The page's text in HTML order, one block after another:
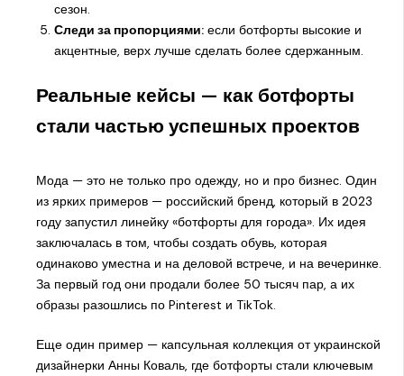
сезон.
Следи за пропорциями:если ботфорты высокие и
акцентные, верх лучше сделать более сдержанным.
Реальные кейсы — как ботфорты
стали частью успешных проектов
Мода — это не только про одежду, но и про бизнес. Один
из ярких примеров — российский бренд, который в 2023
году запустил линейку «ботфорты для города». Их идея
заключалась в том, чтобы создать обувь, которая
одинаково уместна и на деловой встрече, и на вечеринке.
За первый год они продали более 50 тысяч пар, а их
образы разошлись по Pinterest и TikTok.
Еще один пример — капсульная коллекция от украинской
дизайнерки Анны Коваль, где ботфорты стали ключевым